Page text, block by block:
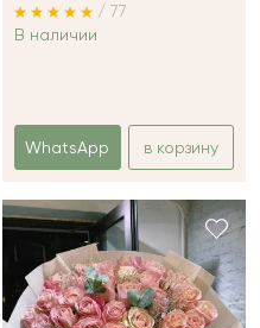
/ 77
В наличии
WhatsApp в корзину